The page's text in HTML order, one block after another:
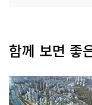
함께 보면 좋